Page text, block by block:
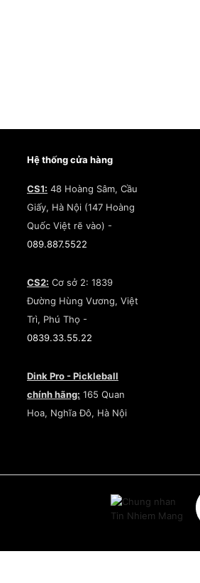
Hệ thống cửa hàng
CS1: 48 Hoàng Sâm, Cầu
Giấy, Hà Nội (147 Hoàng
Quốc Việt rẽ vào) -
089.887.5522
CS2: Cơ sở 2: 1839
Đường Hùng Vương, Việt
Trì, Phú Thọ -
0839.33.55.22
Dink Pro - Pickleball
chính hãng: 165 Quan
Hoa, Nghĩa Đô, Hà Nội